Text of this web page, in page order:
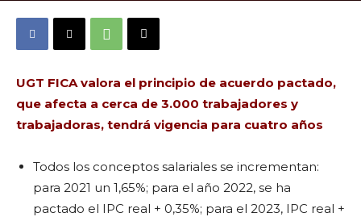
UGT FICA valora el principio de acuerdo pactado,
que afecta a cerca de 3.000 trabajadores y
trabajadoras, tendrá vigencia para cuatro años
Todos los conceptos salariales se incrementan:
para 2021 un 1,65%; para el año 2022, se ha
pactado el IPC real + 0,35%; para el 2023, IPC real +